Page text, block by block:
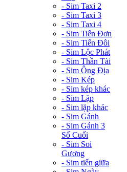
- Sim Taxi 2
- Sim Taxi 3
- Sim Taxi 4
- Sim Tiến Đơn
- Sim Tiến Đôi
- Sim Lộc Phát
- Sim Thần Tài
- Sim Ông Địa
- Sim Kép
- Sim kép khác
- Sim Lặp
- Sim lặp khác
- Sim Gánh
- Sim Gánh 3
Số Cuối
- Sim Soi
Gương
- Sim tiến giữa